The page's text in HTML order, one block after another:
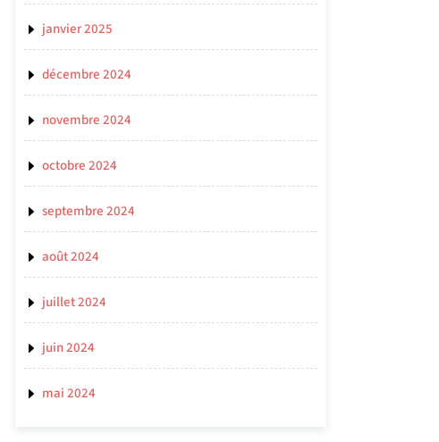
janvier 2025
décembre 2024
novembre 2024
octobre 2024
septembre 2024
août 2024
juillet 2024
juin 2024
mai 2024